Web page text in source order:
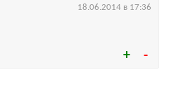
18.06.2014 в 17:36